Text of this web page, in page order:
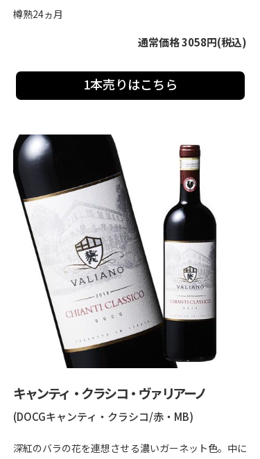
樽熟24ヵ月
通常価格 3058円(税込)
1本売りはこちら
キャンティ・クラシコ・ヴァリアーノ
(DOCGキャンティ・クラシコ/赤・MB)
深紅のバラの花を連想させる濃いガーネット色。中に